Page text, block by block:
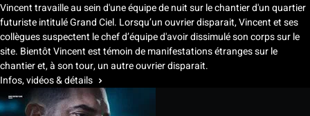
Vincent travaille au sein d'une équipe de nuit sur le chantier d'un quartier
futuriste intitulé Grand Ciel. Lorsqu’un ouvrier disparait, Vincent et ses
collègues suspectent le chef d’équipe d'avoir dissimulé son corps sur le
site. Bientôt Vincent est témoin de manifestations étranges sur le
chantier et, à son tour, un autre ouvrier disparait.
Infos, vidéos & détails